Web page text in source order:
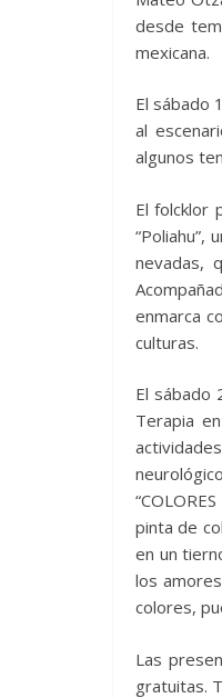
desde
mexicana.
El sábado
al
algunos
El folcklor
“Poliahu”,
nevadas,
enmarca
culturas.
El sábado
Terapia
pinta de
en un
los
colores,
Las
gratuitas.